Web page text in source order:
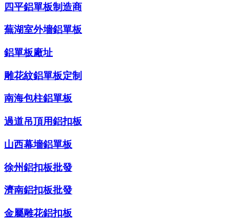
四平鋁單板制造商
蕪湖室外墻鋁單板
鋁單板廠址
雕花紋鋁單板定制
南海包柱鋁單板
過道吊頂用鋁扣板
山西幕墻鋁單板
徐州鋁扣板批發
濟南鋁扣板批發
金屬雕花鋁扣板